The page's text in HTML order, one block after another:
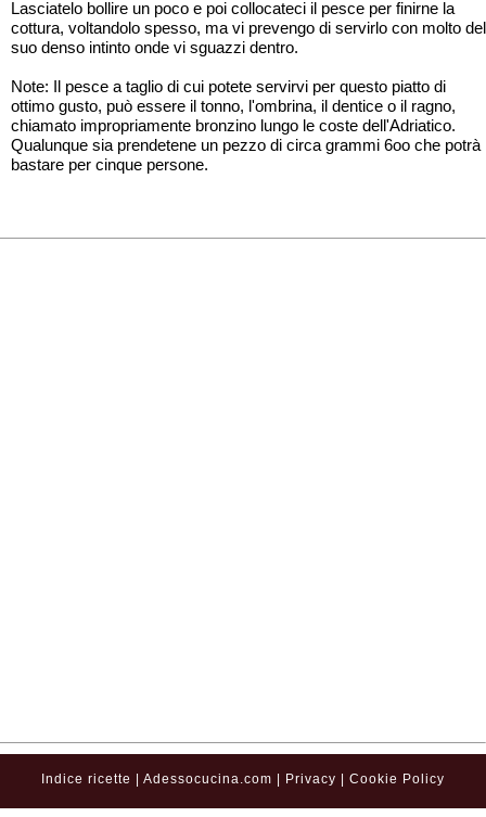
Lasciatelo bollire un poco e poi collocateci il pesce per finirne la
cottura, voltandolo spesso, ma vi prevengo di servirlo con molto del
suo denso intinto onde vi sguazzi dentro.
Note: Il pesce a taglio di cui potete servirvi per questo piatto di
ottimo gusto, può essere il tonno, l'ombrina, il dentice o il ragno,
chiamato impropriamente bronzino lungo le coste dell'Adriatico.
Qualunque sia prendetene un pezzo di circa grammi 6oo che potrà
bastare per cinque persone.
Indice ricette Adessocucina.com Privacy Cookie Policy